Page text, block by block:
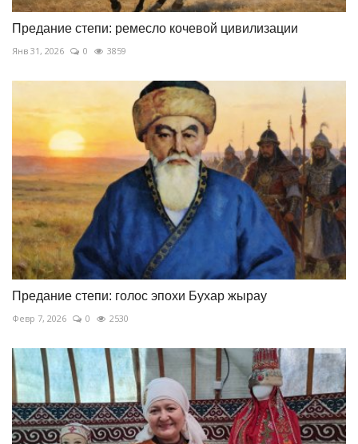
Предание степи: ремесло кочевой цивилизации
Янв 31, 2026 0 3859
Предание степи: голос эпохи Бухар жырау
Февр 7, 2026 0 2530